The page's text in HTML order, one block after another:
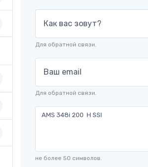
Как вас зовут?
Для обратной связи.
Ваш email
Для обратной связи.
не более 50 символов.